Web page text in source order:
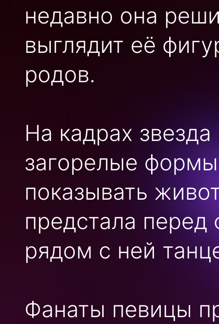
недавно она
выглядит её
родов.
На кадрах
загорелые
показывать
предстала
рядом с ней
Фанаты певицы